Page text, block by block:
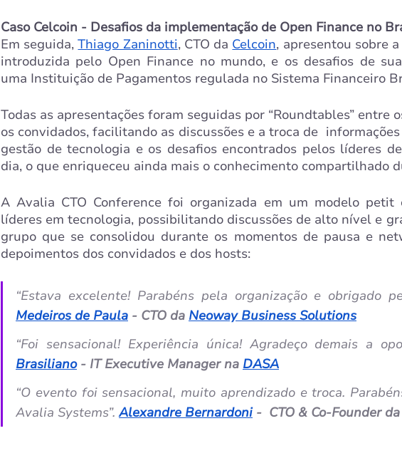
Caso Celcoin - Desafios da implementação de Open Finance no
Em seguida, Thiago Zaninotti, CTO da Celcoin, apresentou sobre
introduzida pelo Open Finance no mundo, e os desafios de
uma Instituição de Pagamentos regulada no Sistema Financeiro
Todas as apresentações foram seguidas por “Roundtables” entre
os convidados, facilitando as discussões e a troca de
gestão de tecnologia e os desafios encontrados pelos líderes
dia, o que enriqueceu ainda mais o conhecimento compartilhado
A Avalia CTO Conference foi organizada em um modelo petit
líderes em tecnologia, possibilitando discussões de alto nível e
grupo que se consolidou durante os momentos de pausa e
depoimentos dos convidados e dos hosts:
“Estava excelente! Parabéns pela organização e obrigado
Medeiros de Paula - CTO da Neoway Business Solutions
“Foi sensacional! Experiência única! Agradeço demais a
Brasiliano - IT Executive Manager na DASA
“O evento foi sensacional, muito aprendizado e troca.
Avalia Systems”. Alexandre Bernardoni -  CTO & Co-Founder da